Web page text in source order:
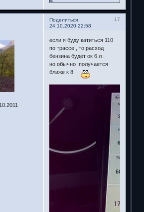
Поделиться
17
24.10.2020 22:58
если я буду катиться 110
по трассе , то расход
бензина будет ок 6 л .
но обычно получается
ближе к 8